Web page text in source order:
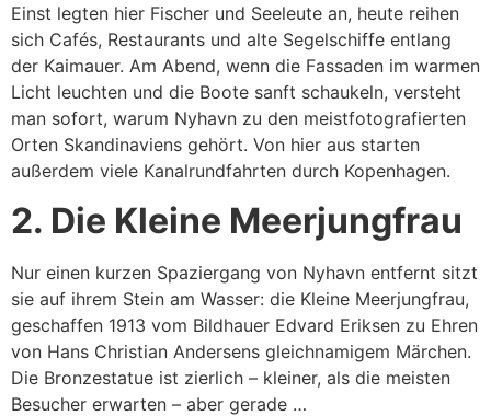
Einst legten hier Fischer und Seeleute an, heute reihen
sich Cafés, Restaurants und alte Segelschiffe entlang
der Kaimauer. Am Abend, wenn die Fassaden im warmen
Licht leuchten und die Boote sanft schaukeln, versteht
man sofort, warum Nyhavn zu den meistfotografierten
Orten Skandinaviens gehört. Von hier aus starten
außerdem viele Kanalrundfahrten durch Kopenhagen.
2. Die Kleine Meerjungfrau
Nur einen kurzen Spaziergang von Nyhavn entfernt sitzt
sie auf ihrem Stein am Wasser: die Kleine Meerjungfrau,
geschaffen 1913 vom Bildhauer Edvard Eriksen zu Ehren
von Hans Christian Andersens gleichnamigem Märchen.
Die Bronzestatue ist zierlich – kleiner, als die meisten
Besucher erwarten – aber gerade …